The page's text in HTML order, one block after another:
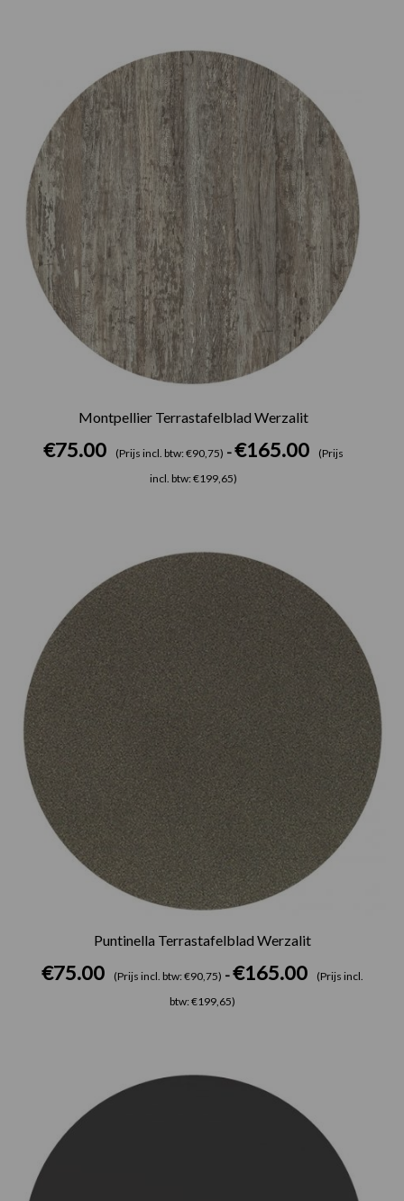
Montpellier Terrastafelblad Werzalit
€75.00 (Prijs incl. btw: €90,75) - €165.00
(Prijs
incl. btw: €199,65)
€75.00
tot
€165.00
Puntinella Terrastafelblad Werzalit
€75.00 (Prijs incl. btw: €90,75) - €165.00
(Prijs incl.
btw: €199,65)
Prijsklasse:
€75.00
tot
€165.00
Prijsklasse:
€75.00